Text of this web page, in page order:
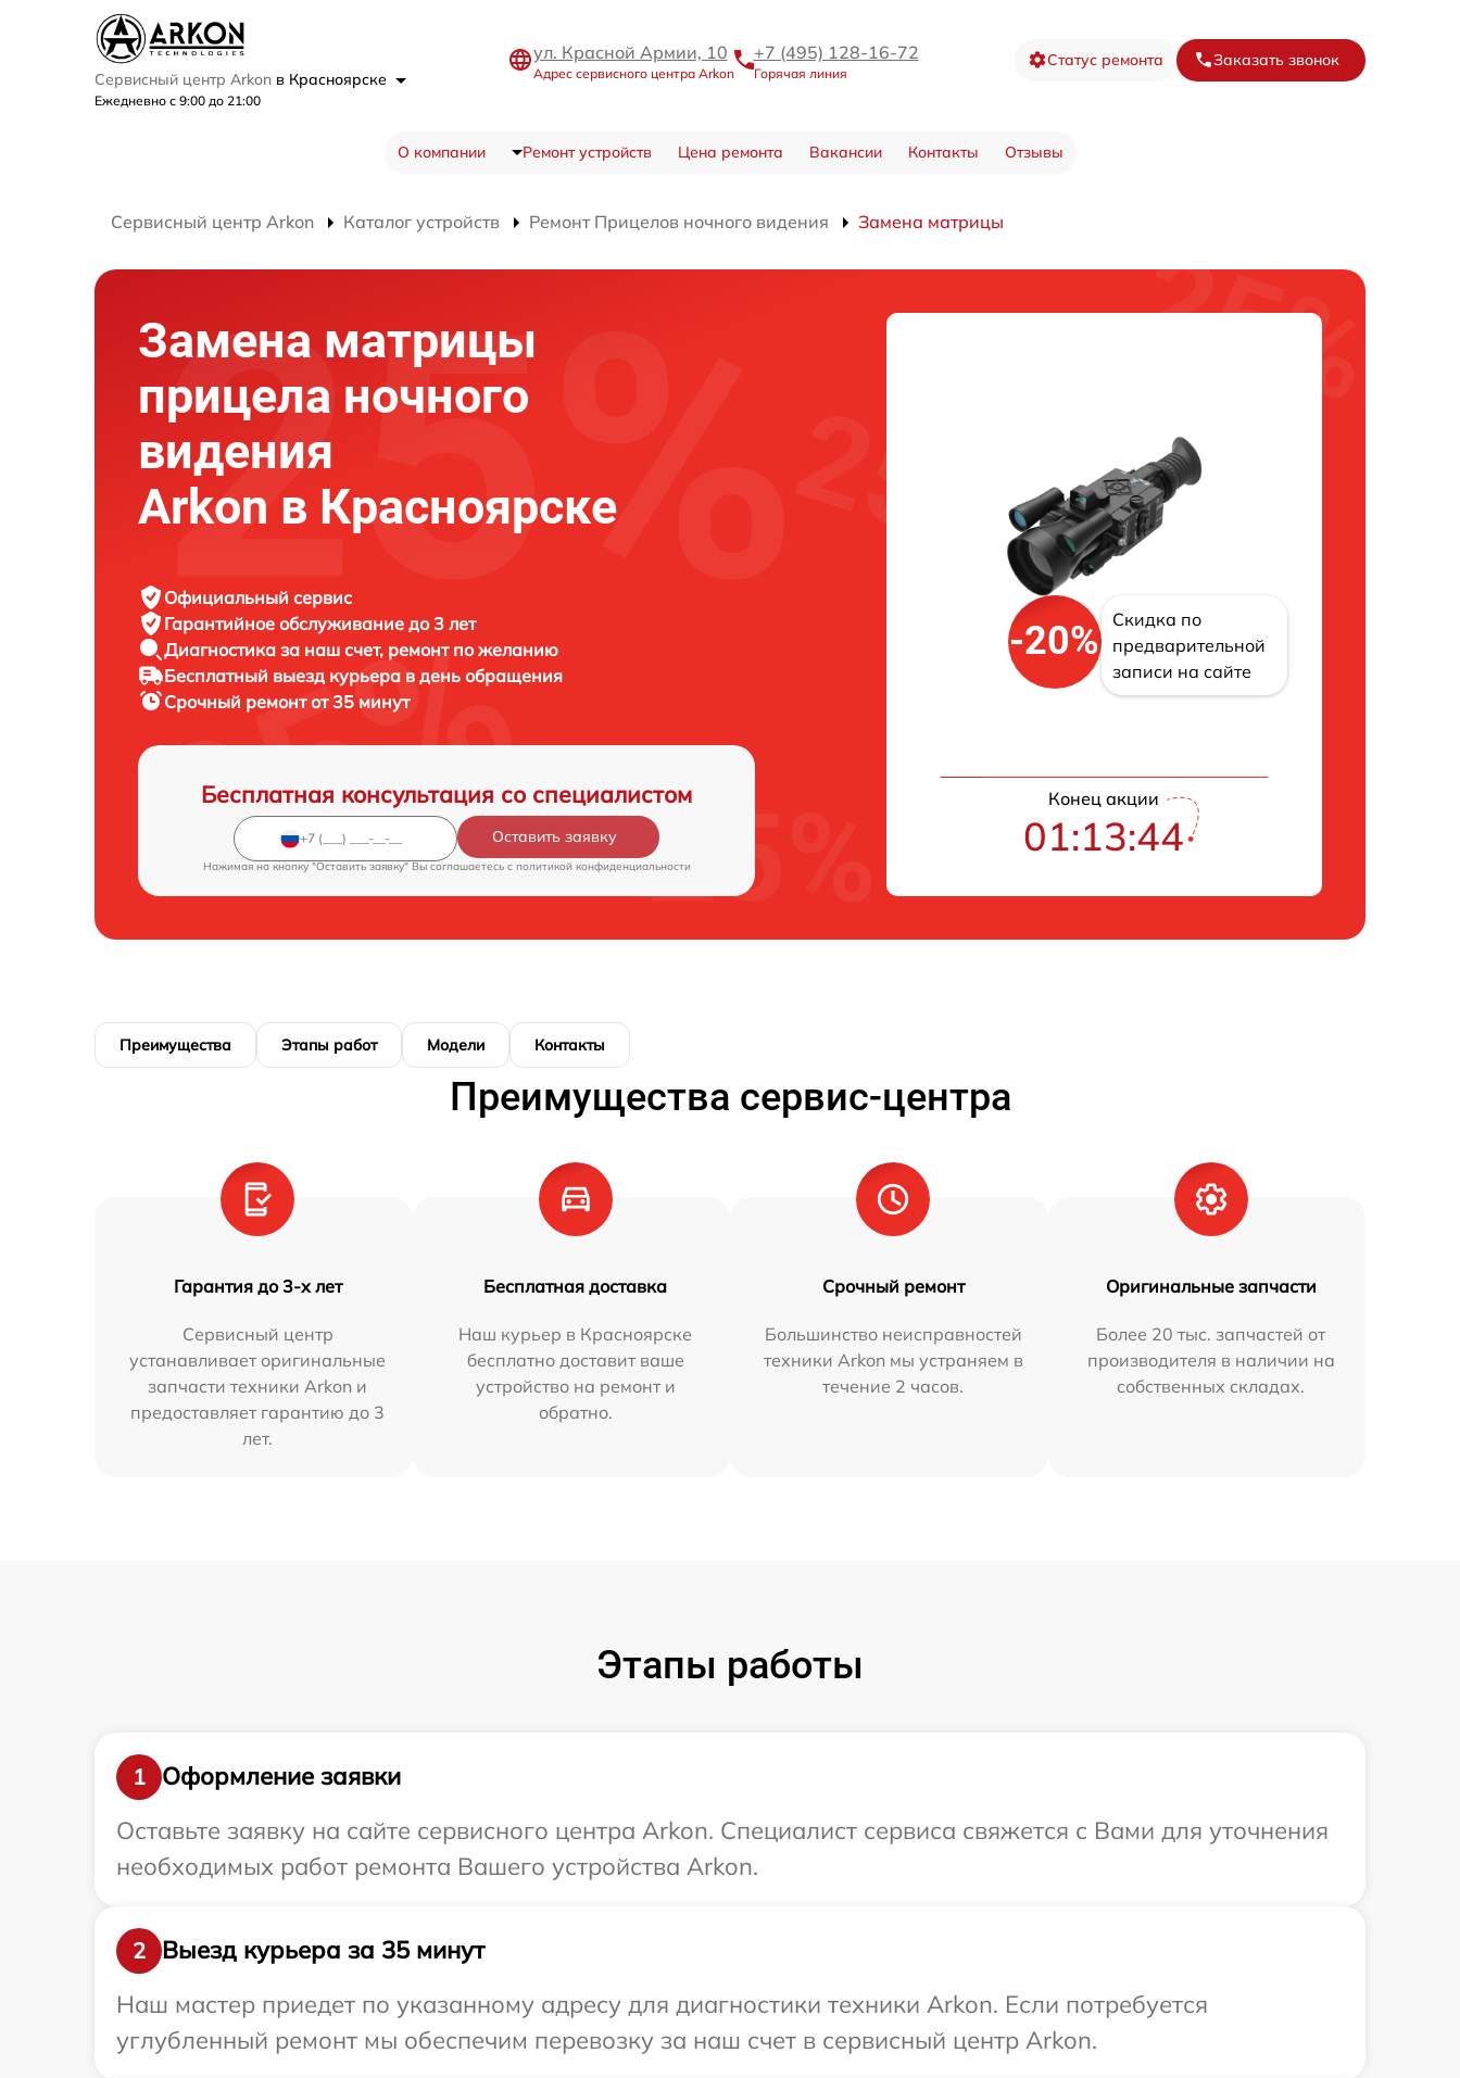
Сервисный центр Arkon в Красноярске
Ежедневно с 9:00 до 21:00
ул. Красной Армии, 10
Адрес сервисного центра Arkon
+7 (495) 128-16-72
Горячая линия
Статус ремонта Заказать звонок
О компании Ремонт устройств Цена ремонта Вакансии Контакты Отзывы
Сервисный центр Arkon Каталог устройств Ремонт Прицелов ночного видения Замена матрицы
Замена матрицы
прицела ночного
видения
Arkon в Красноярске
Официальный сервис
Гарантийное обслуживание до 3 лет
Диагностика за наш счет, ремонт по желанию
Бесплатный выезд курьера в день обращения
Срочный ремонтот 35 минут
Бесплатная консультация со специалистом
Оставить заявку
Нажимая на кнопку "Оставить заявку" Вы соглашаетесь c политикой конфиденциальности
-20%
Скидка по
предварительной
записи на сайте
Конец акции
01:13:43
Преимущества Этапы работ Модели Контакты
Преимущества сервис-центра
Гарантия до 3-х лет
Сервисный центр
устанавливает оригинальные
запчасти техники Arkon и
предоставляет гарантию до 3
лет.
Бесплатная доставка
Наш курьер в Красноярске
бесплатно доставит ваше
устройство на ремонт и
обратно.
Срочный ремонт
Большинство неисправностей
техники Arkon мы устраняем в
течение 2 часов.
Оригинальные запчасти
Более 20 тыс. запчастей от
производителя в наличии на
собственных складах.
Этапы работы
1
Оформление заявки
Оставьте заявку на сайте сервисного центра Arkon. Специалист сервиса свяжется с Вами для уточнения
необходимых работ ремонта Вашего устройства Arkon.
2
Выезд курьера за 35 минут
Наш мастер приедет по указанному адресу для диагностики техники Arkon. Если потребуется
углубленный ремонт мы обеспечим перевозку за наш счет в сервисный центр Arkon.